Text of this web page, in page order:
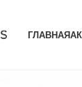
ГЛАВНАЯ